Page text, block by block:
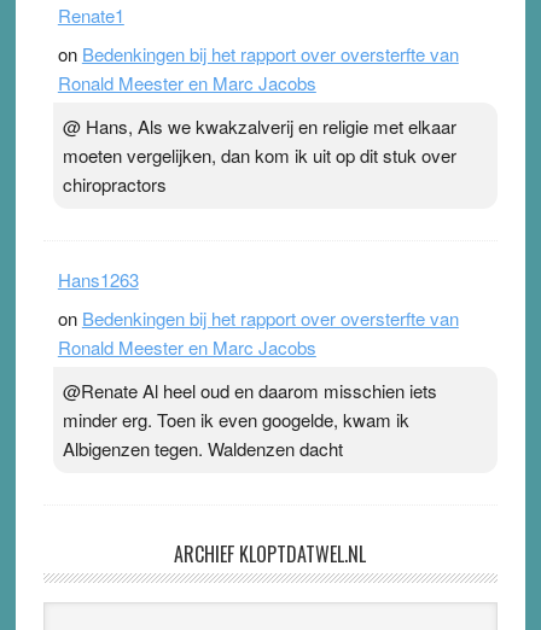
Renate1
on Bedenkingen bij het rapport over oversterfte van
Ronald Meester en Marc Jacobs
@ Hans, Als we kwakzalverij en religie met elkaar
moeten vergelijken, dan kom ik uit op dit stuk over
chiropractors
Hans1263
on Bedenkingen bij het rapport over oversterfte van
Ronald Meester en Marc Jacobs
@Renate Al heel oud en daarom misschien iets
minder erg. Toen ik even googelde, kwam ik
Albigenzen tegen. Waldenzen dacht
ARCHIEF KLOPTDATWEL.NL